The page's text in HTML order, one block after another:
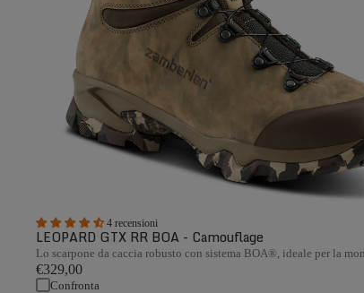
4 recensioni
LEOPARD GTX RR BOA - Camouflage
Lo scarpone da caccia robusto con sistema BOA®, ideale per la
€329,00
Confronta